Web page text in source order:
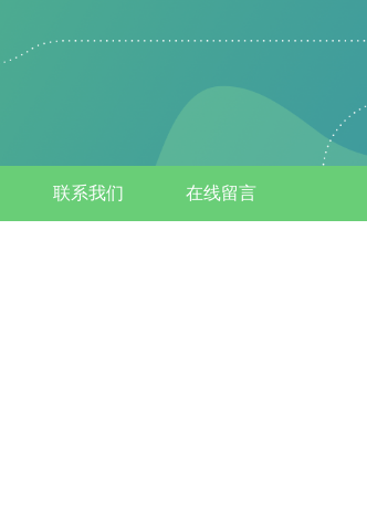
联系我们 在线留言